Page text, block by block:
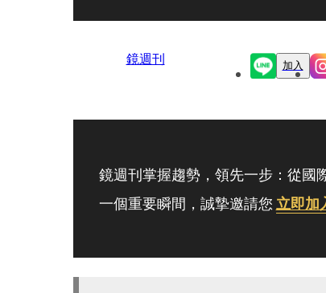
鏡週刊 加入
鏡週刊掌握趨勢，領先一步：從國
一個重要瞬間，誠摯邀請您 立即加